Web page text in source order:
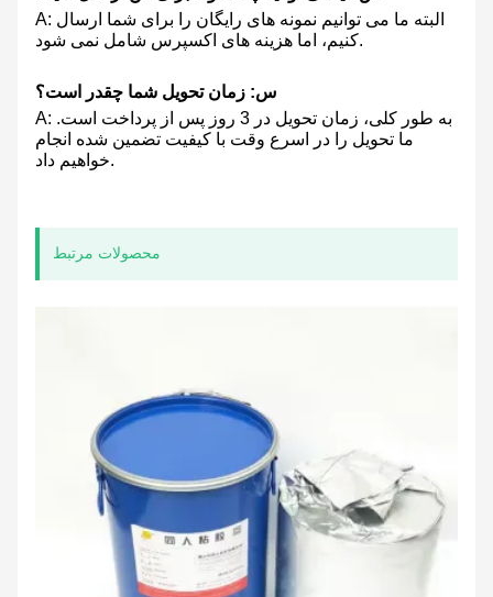
A: البته ما می توانیم نمونه های رایگان را برای شما ارسال
کنیم، اما هزینه های اکسپرس شامل نمی شود.
س: زمان تحویل شما چقدر است؟
A: به طور کلی، زمان تحویل در 3 روز پس از پرداخت است.
ما تحویل را در اسرع وقت با کیفیت تضمین شده انجام
خواهیم داد.
محصولات مرتبط